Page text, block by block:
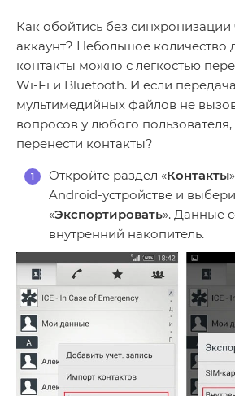
Как обойтись без синхронизации
аккаунт? Небольшое количество
контакты можно с легкостью
Wi-Fi и Bluetooth. И если передача
мультимедийных файлов не
вопросов у любого
перенести контакты?
Откройте раздел «Контакты
Android-устройстве и
«Экспортировать». Данные
внутренний накопитель.